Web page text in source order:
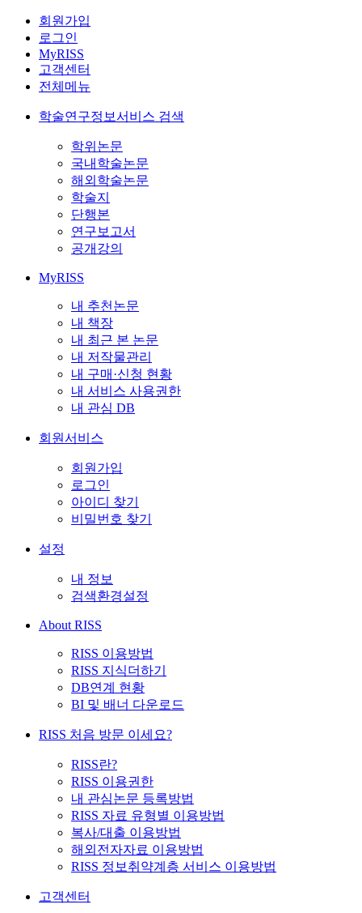
회원가입
로그인
MyRISS
고객센터
전체메뉴
학술연구정보서비스 검색
학위논문
국내학술논문
해외학술논문
학술지
단행본
연구보고서
공개강의
MyRISS
내 추천논문
내 책장
내 최근 본 논문
내 저작물관리
내 구매·신청 현황
내 서비스 사용권한
내 관심 DB
회원서비스
회원가입
로그인
아이디 찾기
비밀번호 찾기
설정
내 정보
검색환경설정
About RISS
RISS 이용방법
RISS 지식더하기
DB연계 현황
BI 및 배너 다운로드
RISS 처음 방문 이세요?
RISS란?
RISS 이용권한
내 관심논문 등록방법
RISS 자료 유형별 이용방법
복사/대출 이용방법
해외전자자료 이용방법
RISS 정보취약계층 서비스 이용방법
고객센터